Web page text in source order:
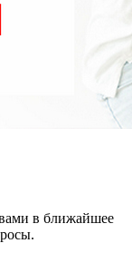
в ближайшее